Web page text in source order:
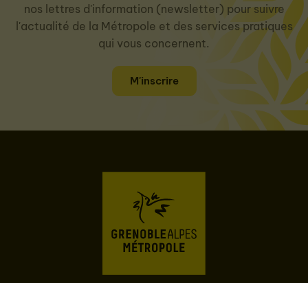
nos lettres d'information (newsletter) pour suivre
l'actualité de la Métropole et des services pratiques
qui vous concernent.
M'inscrire